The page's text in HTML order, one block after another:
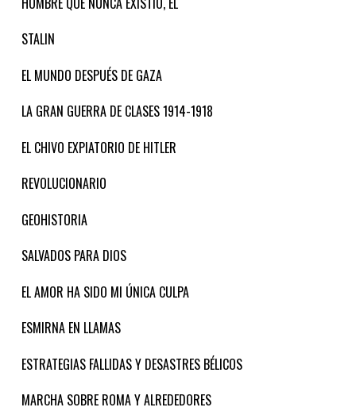
STALIN
EL MUNDO DESPUÉS DE GAZA
LA GRAN GUERRA DE CLASES 1914-1918
EL CHIVO EXPIATORIO DE HITLER
REVOLUCIONARIO
GEOHISTORIA
SALVADOS PARA DIOS
EL AMOR HA SIDO MI ÚNICA CULPA
ESMIRNA EN LLAMAS
ESTRATEGIAS FALLIDAS Y DESASTRES BÉLICOS
MARCHA SOBRE ROMA Y ALREDEDORES